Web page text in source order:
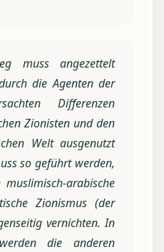
muss angezettelt
die Agenten der
Differenzen
Zionisten und den
Welt ausgenutzt
so geführt werden,
arabische
Zionismus (der
vernichten. In
die anderen